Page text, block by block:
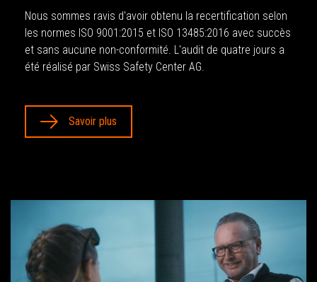
Nous sommes ravis d'avoir obtenu la recertification selon
les normes ISO 9001:2015 et ISO 13485:2016 avec succès
et sans aucune non-conformité. L'audit de quatre jours a
été réalisé par Swiss Safety Center AG.
Savoir plus